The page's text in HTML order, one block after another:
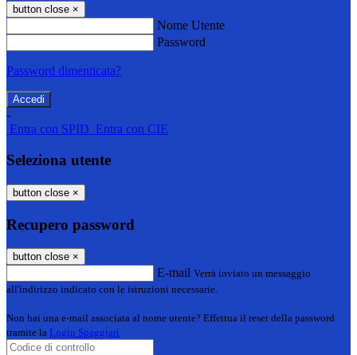
button close ×
Nome Utente
Password
Password dimenticata?
-
Entra con SPID Entra con CIE
Seleziona utente
button close ×
Recupero password
button close ×
E-mail Verrà inviato un messaggio
all'indirizzo indicato con le istruzioni necessarie.
Non hai una e-mail associata al nome utente? Effettua il reset della password
tramite la Login Spaggiari